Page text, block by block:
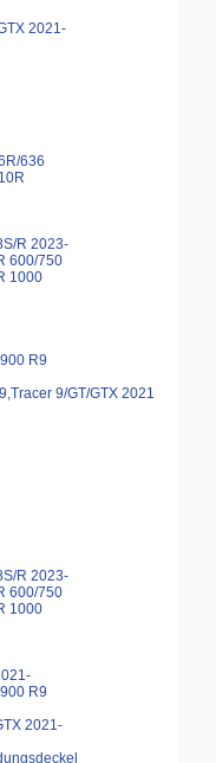
2021-
636
R 2023-
600/750
1000
R9
9/GT/GTX 2021
R 2023-
600/750
1000
R9
2021-